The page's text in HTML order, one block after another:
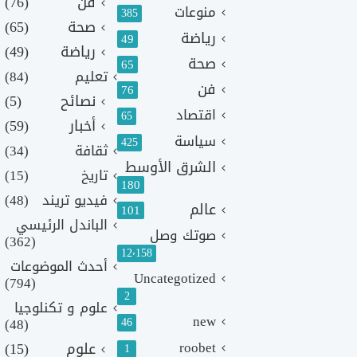
منوعات 385
رياضة 49
صحة 65
فن 76
اقتصاد 65
سياسة 425
الشرق الأوسط
180
عالم 101
صوتك وصل
12٬158
Uncategotized
2
new
46
roobet
1
صحة
(65)
رياضة
(49)
تعليم (84)
نصائح
(5)
أخبار
(59)
ثقافة
(34)
تاريخ
(15)
فيديو تريند (48)
الباندل الرئيسي
(362)
أحدث الموضوعات
(794)
علوم و تكنلوجيا
(48)
علوم (15)